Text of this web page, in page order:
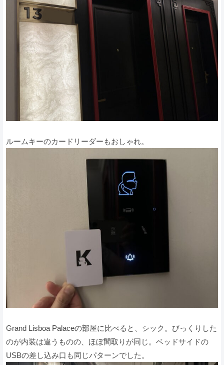
ルームキーのカードリーダーもおしゃれ。
Grand Lisboa Palaceの部屋に比べると、シック。びっくりした
のが内装は違うものの、ほぼ間取りが同じ。ベッドサイドの
USBの差し込み口も同じパターンでした。